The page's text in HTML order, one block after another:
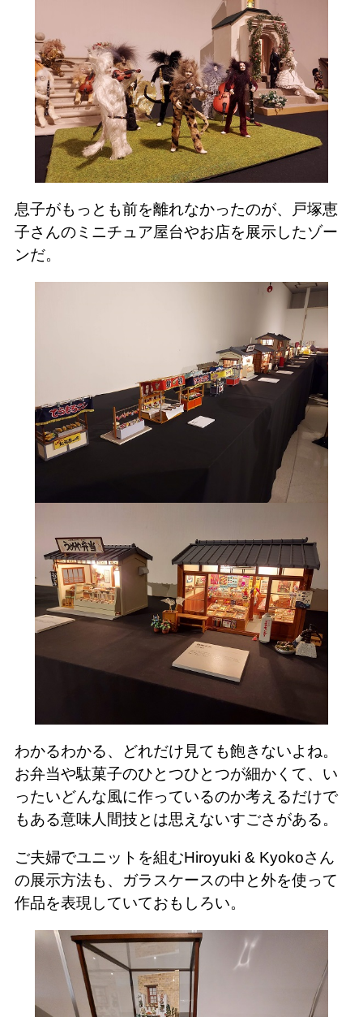
息子がもっとも前を離れなかったのが、戸塚恵
子さんのミニチュア屋台やお店を展示したゾー
ンだ。
わかるわかる、どれだけ見ても飽きないよね。
お弁当や駄菓子のひとつひとつが細かくて、い
ったいどんな風に作っているのか考えるだけで
もある意味人間技とは思えないすごさがある。
ご夫婦でユニットを組むHiroyuki & Kyokoさん
の展示方法も、ガラスケースの中と外を使って
作品を表現していておもしろい。